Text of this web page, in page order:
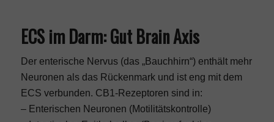
ECS im Darm: Gut Brain Axis
Der enterische Nervus (das „Bauchhirn“) enthält mehr
Neuronen als das Rückenmark und ist eng mit dem
ECS verbunden. CB1-Rezeptoren sind in:
– Enterischen Neuronen (Motilitätskontrolle)